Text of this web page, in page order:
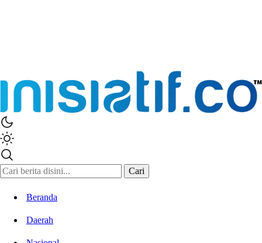
Inisiatif.co
Stay Connected Stay Informed
Cari
Beranda
Daerah